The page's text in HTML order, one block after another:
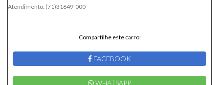
Atendimento: (71)31649-000
Compartilhe este carro:
FACEBOOK
WHATSAPP